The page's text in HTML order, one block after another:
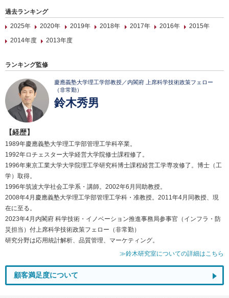
過去ランキング
2025年
2020年 2019年 2018年 2017年 2016年
2015年
2014年度
2013年度
ランキング監修
慶應義塾大学理工学部教授／内閣府 上席科学技術政策フェロー
（非常勤）
鈴木秀男
【経歴】
1989年慶應義塾大学理工学部管理工学科卒業。
1992年ロチェスター大学経営大学院修士課程修了。
1996年東京工業大学大学院理工学研究科博士課程経営工学専攻修了。博士（工
学）取得。
1996年筑波大学社会工学系・講師。2002年6月同助教授。
2008年4月慶應義塾大学理工学部管理工学科・准教授。2011年4月同教授、現
在に至る。
2023年4月内閣府 科学技術・イノベーション推進事務局参事官（インフラ・防
災担当）付上席科学技術政策フェロー（非常勤）
研究分野は応用統計解析、品質管理、マーケティング。
≫鈴木研究室についての詳細はこちら
顧客満足度について